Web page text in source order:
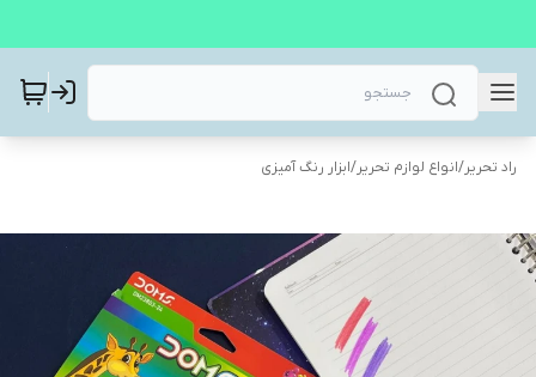
راد تحریر/انواع لوازم تحریر/ابزار رنگ آمیزی